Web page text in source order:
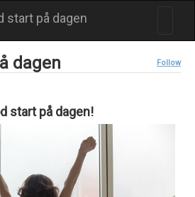
start på dagen
dagen Follow
start på dagen!